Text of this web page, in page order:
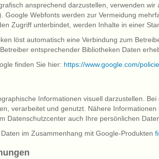
ansprechend darzustellen, verwenden
Google Webfonts werden zur Vermeidung
Zugriff unterbindet, werden Inhalte in einer
löst automatisch eine Verbindung zum
entsprechender Bibliotheken Daten
finden Sie hier: https://www.google.com/
Informationen visuell darzustellen.
verarbeitet und genutzt. Nähere
Datenschutzcenter auch Ihre persönlichen
im Zusammenhang mit Google-Produkten